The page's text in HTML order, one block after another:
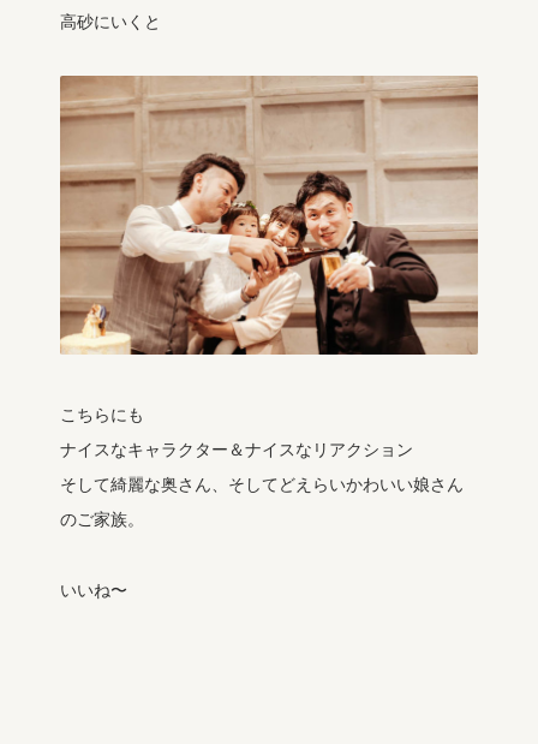
高砂にいくと
こちらにも
ナイスなキャラクター＆ナイスなリアクション
そして綺麗な奥さん、そしてどえらいかわいい娘さん
のご家族。
いいね〜